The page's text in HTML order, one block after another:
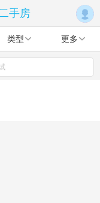
手房
类型 更多